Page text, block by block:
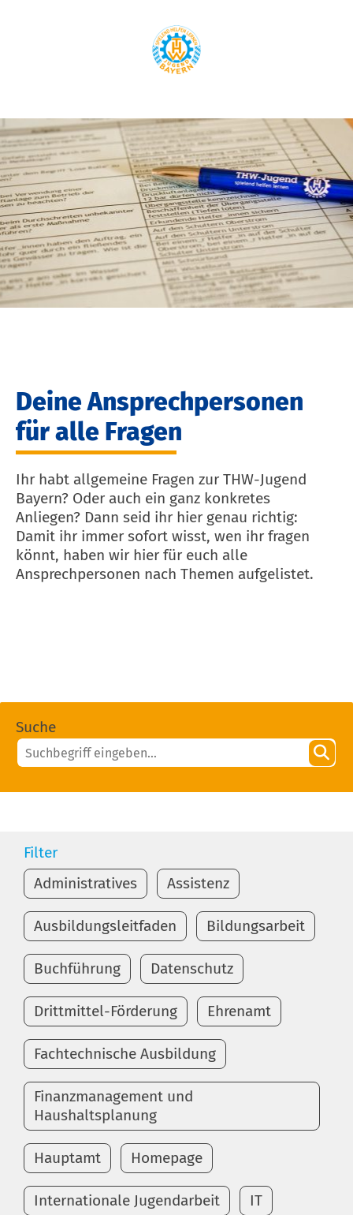
Deine Ansprechpersonen
für alle Fragen
Ihr habt allgemeine Fragen zur THW-Jugend
Bayern? Oder auch ein ganz konkretes
Anliegen? Dann seid ihr hier genau richtig:
Damit ihr immer sofort wisst, wen ihr fragen
könnt, haben wir hier für euch alle
Ansprechpersonen nach Themen aufgelistet.
Suche
Filter
Administratives
Assistenz
Ausbildungsleitfaden Bildungsarbeit
Buchführung Datenschutz
Drittmittel-Förderung Ehrenamt
Fachtechnische Ausbildung
Finanzmanagement und
Haushaltsplanung
Hauptamt Homepage
Internationale Jugendarbeit IT